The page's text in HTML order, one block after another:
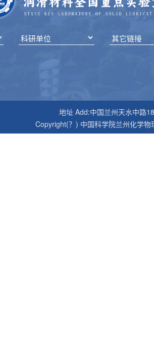
地址 Add:中国兰州天水中路
Copyright(？) 中国科学院兰州化学